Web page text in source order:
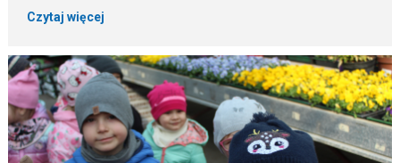
Czytaj więcej